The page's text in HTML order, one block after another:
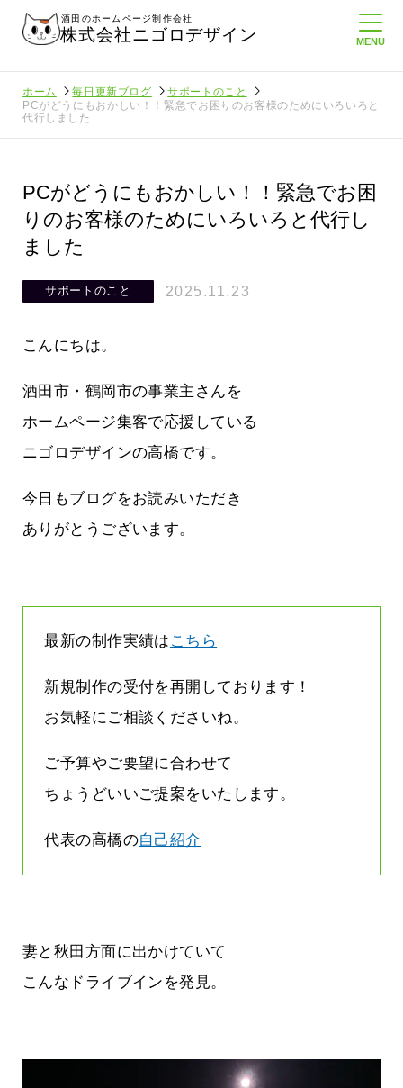
酒田のホームページ制作会社
株式会社ニゴロデザイン
ホーム 毎日更新ブログ
サポートのこと
PCがどうにもおかしい！！緊急でお困りのお客様のためにいろいろと
代行しました
PCがどうにもおかしい！！緊急でお困
りのお客様のためにいろいろと代行し
ました
サポートのこと 2025.11.23
こんにちは。
酒田市・鶴岡市の事業主さんを
ホームページ集客で応援している
ニゴロデザインの高橋です。
今日もブログをお読みいただき
ありがとうございます。
最新の制作実績は こちら
新規制作の受付を再開しております！
お気軽にご相談くださいね。
ご予算やご要望に合わせて
ちょうどいいご提案をいたします。
代表の高橋の自己紹介
妻と秋田方面に出かけていて
こんなドライブインを発見。
り利
酒田商工会議所さんへニゴロ通信を持
よね